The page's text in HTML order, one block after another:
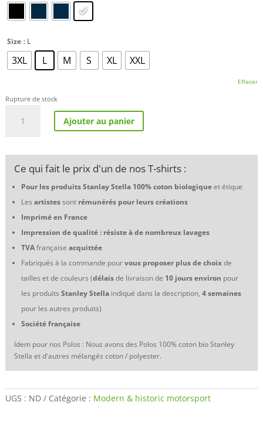
Size : L
3XL L M S XL XXL
Effacer
Rupture de stock
Homme
Flag
Ajouter au panier
Ce qui fait le prix d'un de nos T-shirts :
Pour les produits Stanlay Stella 100% coton biologiqueet étique
Les artistessont rémunérés pour leurs créations
Imprimé en France
Impression de qualité : résiste à de nombreux lavages
TVAfrançaise acquittée
Fabriqués à la commande pourvous proposer plus de choixde
tailles et de couleurs (délaisde livraison de 10 jours environ pour
les produits Stanley Stellaindiqué dans la description, 4 semaines
pour les autres produits)
Société française
Idem pour nos Polos : Nous avons des Polos 100% coton bio Stanley
Stella et d'autres mélangés coton / polyester.
UGS : ND Catégorie : Modern & historic motorsport